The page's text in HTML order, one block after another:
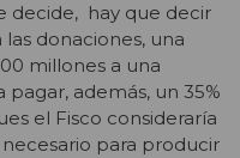
decide, hay que decir
donaciones, una
millones a una
además, un 35%
el Fisco consideraría
para producir